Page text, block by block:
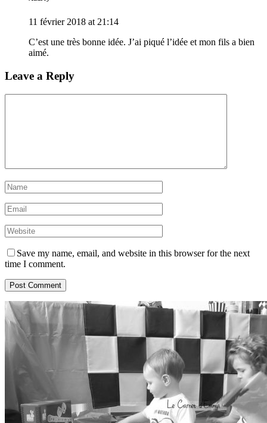
11 février 2018 at 21:14
C’est une très bonne idée. J’ai piqué l’idée et mon fils a bien
aimé.
Leave a Reply
Save my name, email, and website in this browser for the next
time I comment.